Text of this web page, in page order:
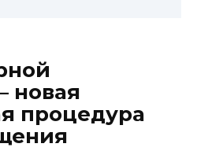
новая
процедура